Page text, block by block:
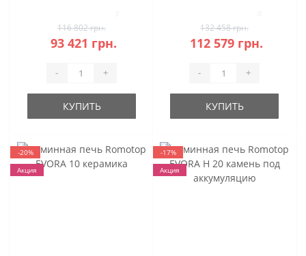
116 802 грн.
93 421 грн.
- +
КУПИТЬ
132 458 грн.
112 579 грн.
- +
КУПИТЬ
-20%
Акция
-17%
Акция